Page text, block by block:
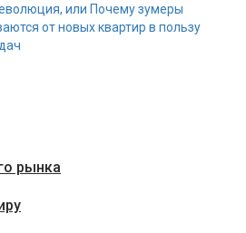
или Почему зумеры
от новых квартир в пользу
рынка